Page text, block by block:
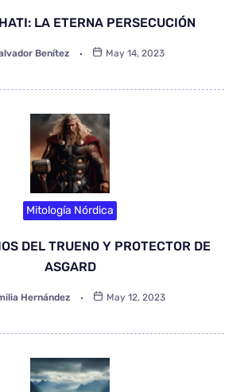
LA ETERNA PERSECUCIÓN
Benítez May 14, 2023
Mitología Nórdica
DEL TRUENO Y PROTECTOR DE
ASGARD
Hernández May 12, 2023